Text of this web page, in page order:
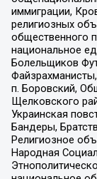
иммиграции,
религиозных
общественного
национальное
Болельщиков
п. Боровский,
Щелковского
Украинская
Бандеры,
Религиозное
Народная